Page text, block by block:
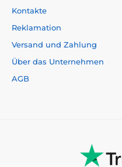
Kontakte
Reklamation
Versand und Zahlung
Über das Unternehmen
AGB